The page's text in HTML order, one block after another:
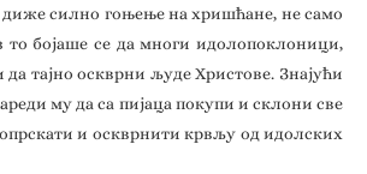
диже силно гоњење на хришћане, не само
то бојаше се да многи идолопоклоници,
тајно оскврни људе Христове. Знајући
му да са пијаца покупи и склони све
и оскврнити крвљу од идолских